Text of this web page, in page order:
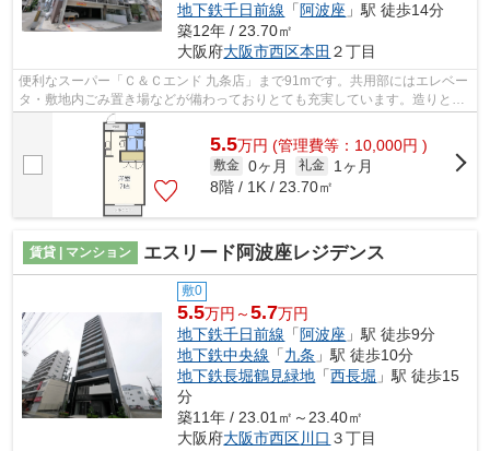
地下鉄千日前線 「 阿波座 」駅 徒歩14分
築12年 / 23.70㎡
大阪府大阪市西区本田 ２丁目
便利なスーパー「Ｃ＆Ｃエンド 九条店」まで91mです。共用部にはエレベー
タ・敷地内ごみ置き場などが備わっておりとても充実しています。造りとデ
ザインに関して、自信をもって情報を...
5.5万円 (管理費等：10,000円 )
敷金 0ヶ月 礼金
1ヶ月
8階 / 1K / 23.70㎡
賃貸 | マンション エスリード阿波座レジデンス
敷0
5.5万円～5.7万円
地下鉄千日前線 「 阿波座 」駅 徒歩9分
地下鉄中央線 「九条 」駅 徒歩10分
地下鉄長堀鶴見緑地 「西長堀 」駅 徒歩15
分
築11年 / 23.01㎡～23.40㎡
大阪府大阪市西区川口 ３丁目